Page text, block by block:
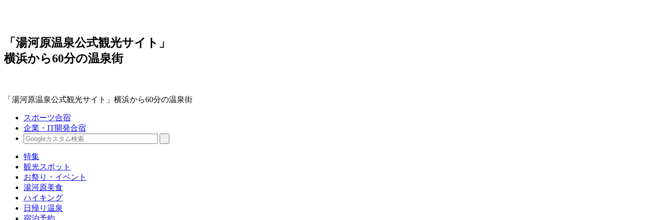
「湯河原温泉公式観光サイト」
横浜から60分の温泉街
「湯河原温泉公式観光サイト」横浜から60分の温泉街
スポーツ合宿
企業・IT開発合宿
特集
観光スポット
お祭り・イベント
湯河原美食
ハイキング
日帰り温泉
宿泊予約